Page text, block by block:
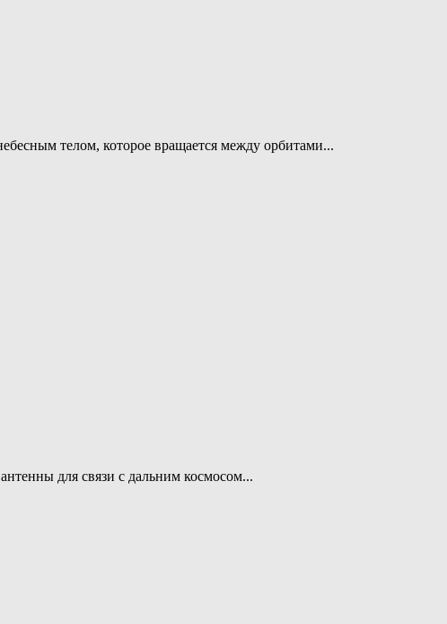
телом, которое вращается между орбитами...
для связи с дальним космосом...